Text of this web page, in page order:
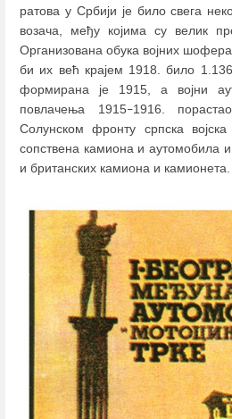
ратова у Србији је било свега
возача, међу којима су велик
Организована обука војних
би их већ крајем 1918. било
формирана је 1915, а војни
повлачења 1915–1916.
Солунском фронту српска
сопствена камиона и аутомобила
и британских камиона и камионета.